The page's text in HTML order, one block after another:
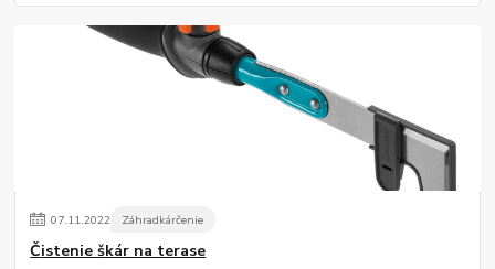
07.11.2022 Záhradkárčenie
Čistenie škár na terase